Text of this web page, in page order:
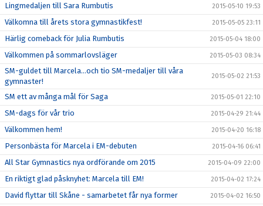
Lingmedaljen till Sara Rumbutis 2015-05-10 19:53
Välkomna till årets stora gymnastikfest! 2015-05-05 23:11
Härlig comeback för Julia Rumbutis 2015-05-04 18:00
Välkommen på sommarlovsläger 2015-05-03 08:34
SM-guldet till Marcela...och tio SM-medaljer till våra
gymnaster!
2015-05-02 21:53
SM ett av många mål för Saga 2015-05-01 22:10
SM-dags för vår trio 2015-04-29 21:44
Välkommen hem! 2015-04-20 16:18
Personbästa för Marcela i EM-debuten 2015-04-16 06:41
All Star Gymnastics nya ordförande om 2015 2015-04-09 22:00
En riktigt glad påsknyhet: Marcela till EM! 2015-04-02 17:24
David flyttar till Skåne - samarbetet får nya former 2015-04-02 16:50